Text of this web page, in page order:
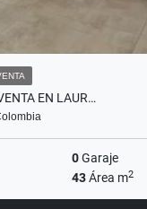
EN LAUR…
0Garaje
43Área m2